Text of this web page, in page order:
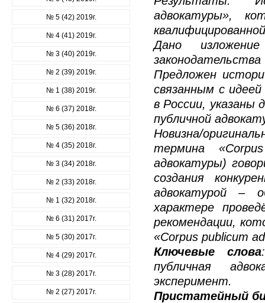
№ 5 (42) 2019г.
№ 4 (41) 2019г.
№ 3 (40) 2019г.
№ 2 (39) 2019г.
№ 1 (38) 2019г.
№ 6 (37) 2018г.
№ 5 (36) 2018г.
№ 4 (35) 2018г.
№ 3 (34) 2018г.
№ 2 (33) 2018г.
№ 1 (32) 2018г.
№ 6 (31) 2017г.
№ 5 (30) 2017г.
№ 4 (29) 2017г.
№ 3 (28) 2017г.
№ 2 (27) 2017г.
адвокатуры»,
Дано
Предложен
связанным с
в России, указаны
публичной
Новизна/
термина
адвокатуры)
создания
адвокатурой –
характере
рекомендации,
«Corpus publicum
Ключевые слова
публичная
эксперимент.
Пристатейный